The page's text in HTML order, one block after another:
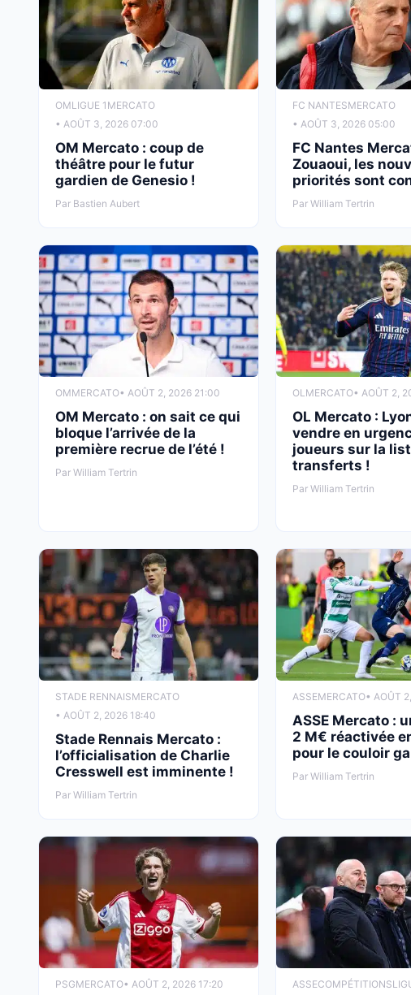
OMLIGUE 1 MERCATO
• AOÛT 3, 2026 07:00
OM Mercato : coup de
théâtre pour le futur
gardien de Genesio !
Par Bastien Aubert
FC NANTESMERCATO
• AOÛT 3, 2026 05:00
FC Nantes
Zouaoui, les
priorités sont
Par William Tertrin
OMMERCATO• AOÛT 2, 2026 21:00
OM Mercato : on sait ce qui
bloque l’arrivée de la
première recrue de l’été !
Par William Tertrin
OLMERCATO• AOÛT 2,
OL Mercato :
vendre en
joueurs sur la
transferts !
Par William Tertrin
STADE RENNAISMERCATO
• AOÛT 2, 2026 18:40
Stade Rennais Mercato :
l’officialisation de Charlie
Cresswell est imminente !
Par William Tertrin
ASSEMERCATO• AOÛT
ASSE Mercato :
2 M€ réactivée
pour le couloir
Par William Tertrin
PSGMERCATO• AOÛT 2, 2026 17:20 ASSECOMPÉTITIONS